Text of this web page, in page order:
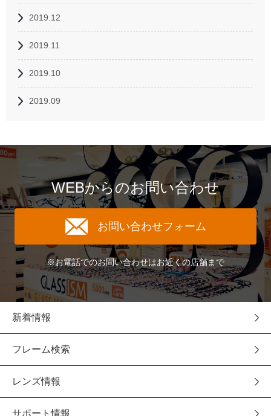
2019.12
2019.11
2019.10
2019.09
WEBからのお問い合わせ
お問い合わせフォーム
※お電話でのお問い合わせはお近くの店舗まで
新着情報
フレーム検索
レンズ情報
サポート情報